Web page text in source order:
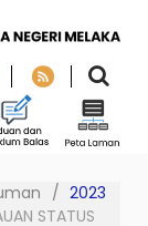
2023
STATUS